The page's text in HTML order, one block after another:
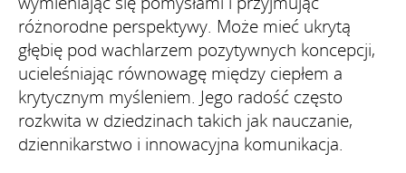
różnorodne perspektywy. Może mieć ukrytą
głębię pod wachlarzem pozytywnych koncepcji,
ucieleśniając równowagę między ciepłem a
krytycznym myśleniem. Jego radość często
rozkwita w dziedzinach takich jak nauczanie,
dziennikarstwo i innowacyjna komunikacja.